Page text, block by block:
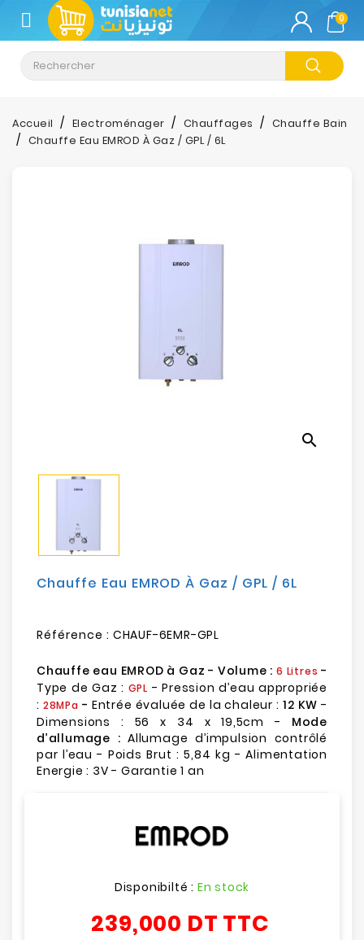
CATÉGORIE
Climatisation
Informatique
Mobilités
0
Accueil Electroménager Chauffages
Chauffe Bain
Chauffe Eau EMROD À Gaz / GPL / 6L
search
Chauffe Eau EMROD À Gaz / GPL / 6L
Référence : CHAUF-6EMR-GPL
Chauffe eau EMROD à Gaz - Volume : 6 Litres -
Type de Gaz : GPL - Pression d’eau appropriée
: 28MPa - Entrée évaluée de la chaleur : 12 KW -
Dimensions : 56 x 34 x 19,5cm - Mode
d’allumage : Allumage d’impulsion contrôlé
par l’eau - Poids Brut : 5,84 kg - Alimentation
Energie : 3V - Garantie 1 an
Disponibilté : En stock
239,000 DT TTC